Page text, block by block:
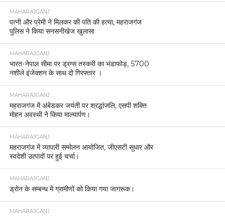
MAHARAJGANJ
पत्नी और प्रेमी ने मिलकर की पति की हत्या, महराजगंज
पुलिस ने किया सनसनीखेज खुलासा
MAHARAJGANJ
भारत-नेपाल सीमा पर ड्रग्स तस्करी का भंडाफोड़, 5700
नशीले इंजेक्शन के साथ दो गिरफ्तार ।
MAHARAJGANJ
महराजगंज में अंबेडकर जयंती पर श्रद्धांजलि, एसपी शक्ति
मोहन अवस्थी ने किया माल्यार्पण।
MAHARAJGANJ
महराजगंज में व्यापारी सम्मेलन आयोजित, जीएसटी सुधार और
स्वदेशी उत्पादों पर हुई चर्चा।
MAHARAJGANJ
ड्रोन के सम्बन्ध में ग्रामीणों को किया गया जागरूक।
MAHARAJGANJ